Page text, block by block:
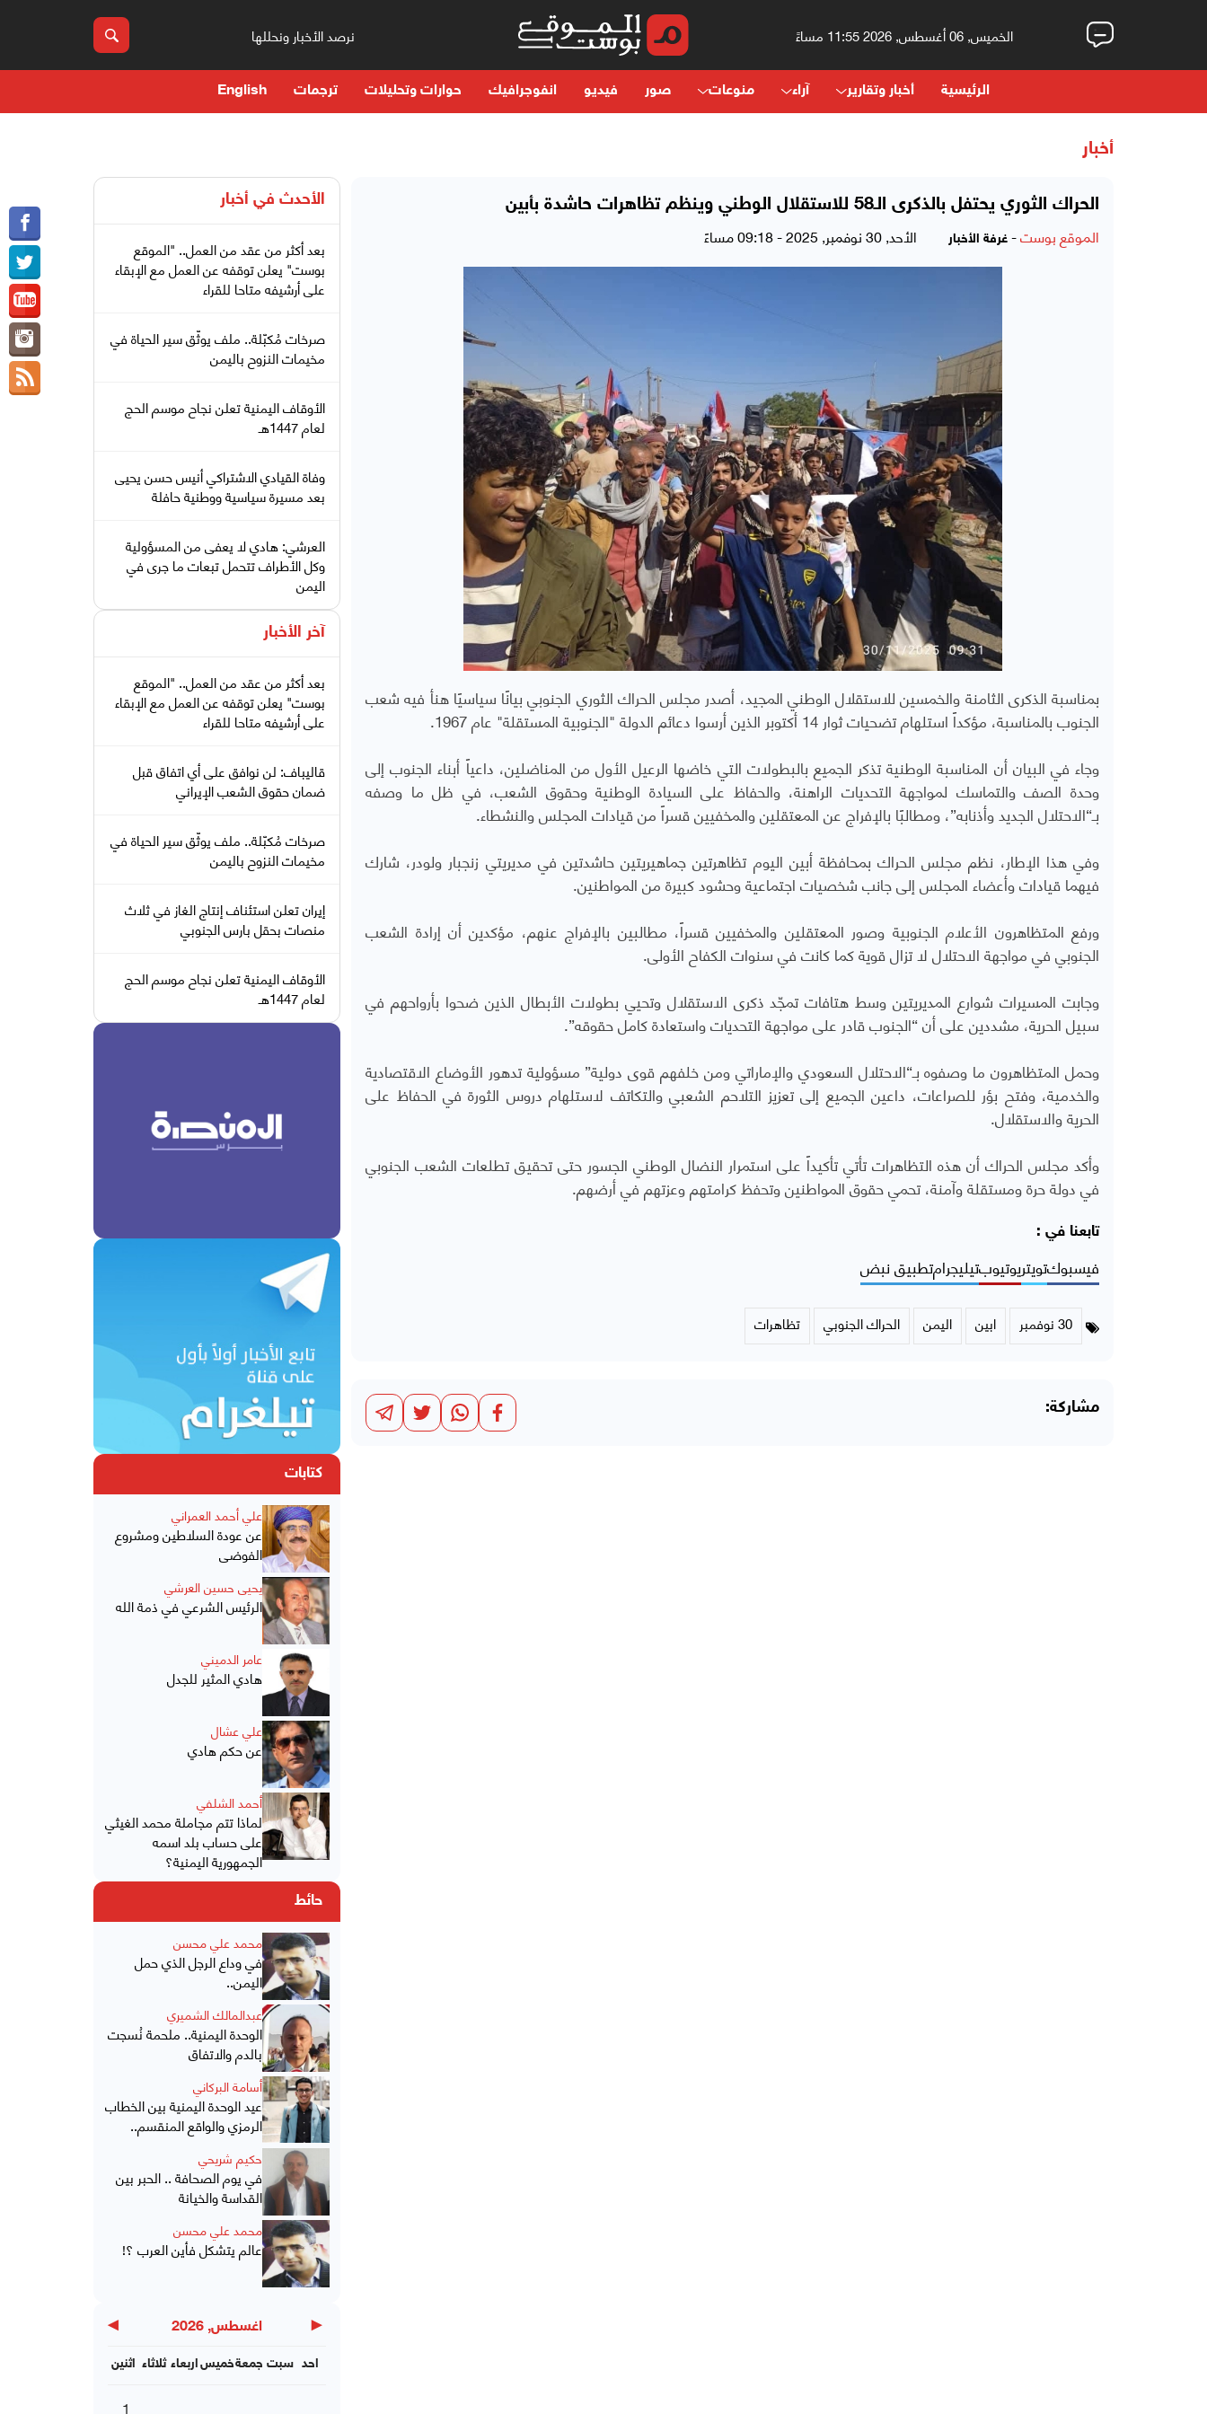
الخميس, 06 أغسطس, 2026 11:55 مساءً نرصد الأخبار ونحللها
الرئيسية أخبار وتقارير آراء منوعات صور فيديو انفوجرافيك حوارات وتحليلات ترجمات English
أخبار
الحراك الثوري يحتفل بالذكرى الـ58 للاستقلال الوطني وينظم تظاهرات حاشدة بأبين
الموقع بوست- غرفة الأخبار الأحد, 30 نوفمبر, 2025 - 09:18 مساءً
بمناسبة الذكرى الثامنة والخمسين للاستقلال الوطني المجيد، أصدر مجلس الحراك الثوري الجنوبي بيانًا سياسيًا هنأ فيه شعب
الجنوب بالمناسبة، مؤكداً استلهام تضحيات ثوار 14 أكتوبر الذين أرسوا دعائم الدولة "الجنوبية المستقلة" عام 1967.
وجاء في البيان أن المناسبة الوطنية تذكر الجميع بالبطولات التي خاضها الرعيل الأول من المناضلين، داعياً أبناء الجنوب إلى
وحدة الصف والتماسك لمواجهة التحديات الراهنة، والحفاظ على السيادة الوطنية وحقوق الشعب، في ظل ما وصفه
بـ“الاحتلال الجديد وأذنابه”، ومطالبًا بالإفراج عن المعتقلين والمخفيين قسراً من قيادات المجلس والنشطاء.
وفي هذا الإطار، نظم مجلس الحراك بمحافظة أبين اليوم تظاهرتين جماهيريتين حاشدتين في مديريتي زنجبار ولودر، شارك
فيهما قيادات وأعضاء المجلس إلى جانب شخصيات اجتماعية وحشود كبيرة من المواطنين.
ورفع المتظاهرون الأعلام الجنوبية وصور المعتقلين والمخفيين قسراً، مطالبين بالإفراج عنهم، مؤكدين أن إرادة الشعب
الجنوبي في مواجهة الاحتلال لا تزال قوية كما كانت في سنوات الكفاح الأولى.
وجابت المسيرات شوارع المديريتين وسط هتافات تمجّد ذكرى الاستقلال وتحيي بطولات الأبطال الذين ضحوا بأرواحهم في
سبيل الحرية، مشددين على أن “الجنوب قادر على مواجهة التحديات واستعادة كامل حقوقه”.
وحمل المتظاهرون ما وصفوه بـ“الاحتلال السعودي والإماراتي ومن خلفهم قوى دولية” مسؤولية تدهور الأوضاع الاقتصادية
والخدمية، وفتح بؤر للصراعات، داعين الجميع إلى تعزيز التلاحم الشعبي والتكاتف لاستلهام دروس الثورة في الحفاظ على
الحرية والاستقلال.
وأكد مجلس الحراك أن هذه التظاهرات تأتي تأكيداً على استمرار النضال الوطني الجسور حتى تحقيق تطلعات الشعب الجنوبي
في دولة حرة ومستقلة وآمنة، تحمي حقوق المواطنين وتحفظ كرامتهم وعزتهم في أرضهم.
تابعنا في :
فيسبوكتويتريوتيوبتيليجرامتطبيق نبض
30 نوفمبر ابين اليمن الحراك الجنوبي تظاهرات
مشاركة:
الأحدث في أخبار
بعد أكثر من عقد من العمل.. "الموقع
بوست" يعلن توقفه عن العمل مع الإبقاء
على أرشيفه متاحا للقراء
صرخات مُكبّلة.. ملف يوثّق سير الحياة في
مخيمات النزوح باليمن
الأوقاف اليمنية تعلن نجاح موسم الحج
لعام 1447هـ
وفاة القيادي الاشتراكي أنيس حسن يحيى
بعد مسيرة سياسية ووطنية حافلة
العرشي: هادي لا يعفى من المسؤولية
وكل الأطراف تتحمل تبعات ما جرى في
اليمن
آخر الأخبار
بعد أكثر من عقد من العمل.. "الموقع
بوست" يعلن توقفه عن العمل مع الإبقاء
على أرشيفه متاحا للقراء
قاليباف: لن نوافق على أي اتفاق قبل
ضمان حقوق الشعب الإيراني
صرخات مُكبّلة.. ملف يوثّق سير الحياة في
مخيمات النزوح باليمن
إيران تعلن استئناف إنتاج الغاز في ثلاث
منصات بحقل بارس الجنوبي
الأوقاف اليمنية تعلن نجاح موسم الحج
لعام 1447هـ
كتابات
علي أحمد العمراني
عن عودة السلاطين ومشروع
الفوضى
يحيى حسين العرشي
الرئيس الشرعي في ذمة الله
عامر الدميني
هادي المثير للجدل
علي عشال
عن حكم هادي
أحمد الشلفي
لماذا تتم مجاملة محمد الغيثي
على حساب بلد اسمه
الجمهورية اليمنية؟
حائط
محمد علي محسن
في وداع الرجل الذي حمل
اليمن..
عبدالمالك الشميري
الوحدة اليمنية.. ملحمة نُسجت
بالدم والاتفاق
أسامة البركاني
عيد الوحدة اليمنية بين الخطاب
الرمزي والواقع المنقسم..
حكيم شريحي
في يوم الصحافة .. الحبر بين
القداسة والخيانة
محمد علي محسن
عالم يتشكل فأين العرب ؟!
◀ اغسطس, 2026 ▶
اثنين ثلاثاء اربعاءخميسجمعة سبت احد
1